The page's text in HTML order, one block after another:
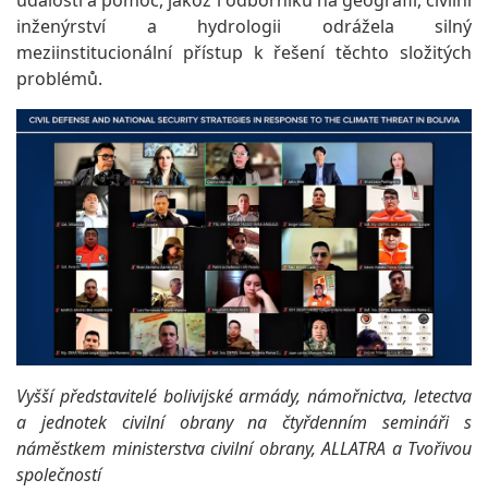
inženýrství a hydrologii odrážela silný
meziinstitucionální přístup k řešení těchto složitých
problémů.
Vyšší představitelé bolivijské armády, námořnictva, letectva
a jednotek civilní obrany na čtyřdenním semináři s
náměstkem ministerstva civilní obrany, ALLATRA a Tvořivou
společností